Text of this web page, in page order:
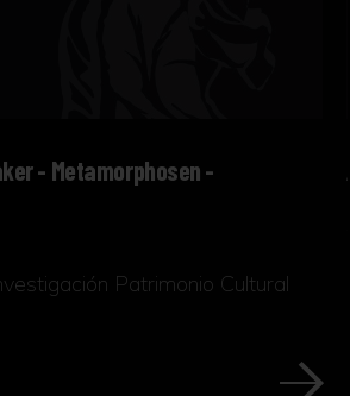
- Metamorphosen -
Patrimonio Cultural